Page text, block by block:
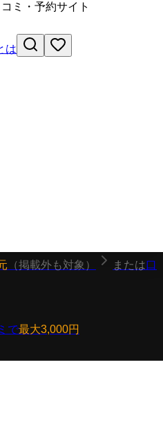
ミ・予約サイト
は
（掲載外も対象） または口
で最大3,000円